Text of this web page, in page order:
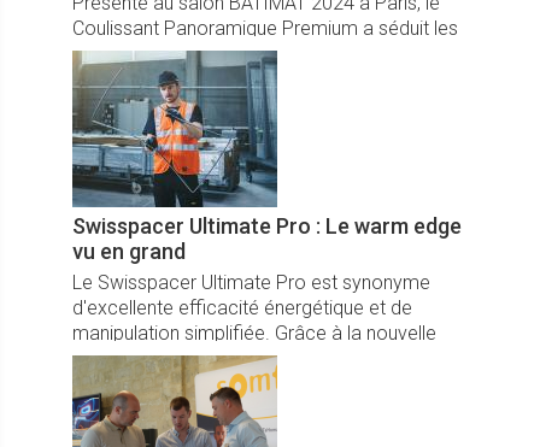
Coulissant Panoramique Premium a séduit les
professionnels de la menuiserie. Fort de plus
13 ans de succès avec sa version Essentiel,
ce modèle, haut de gamme, proposé par
Glass Systems innove avec des
fonctionnalités inédites, répondant ainsi aux
attentes techniques des menuisiers.
Swisspacer Ultimate Pro : Le warm edge
vu en grand
Le Swisspacer Ultimate Pro est synonyme
d'excellente efficacité énergétique et de
manipulation simplifiée. Grâce à la nouvelle
composition des matériaux, le profilé est plus
élastique et plus facile à mettre en œuvre -
tout en conservant la stabilité habituelle des
cadres Swisspacer.